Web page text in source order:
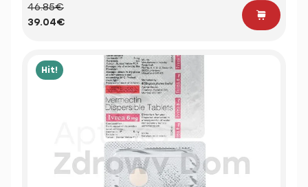
46.85€
39.04€
Hit!